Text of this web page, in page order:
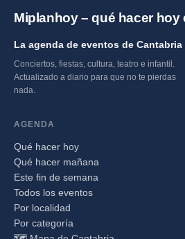
Miplanhoy – qué hacer hoy
La agenda de eventos de Cantabria
Conciertos, fiestas, cultura, teatro e infantil.
Actualizado a diario para que no te pierdas
nada.
AGENDA
Qué hacer hoy
Qué hacer mañana
Este fin de semana
Todos los eventos
Por localidad
Por categoría